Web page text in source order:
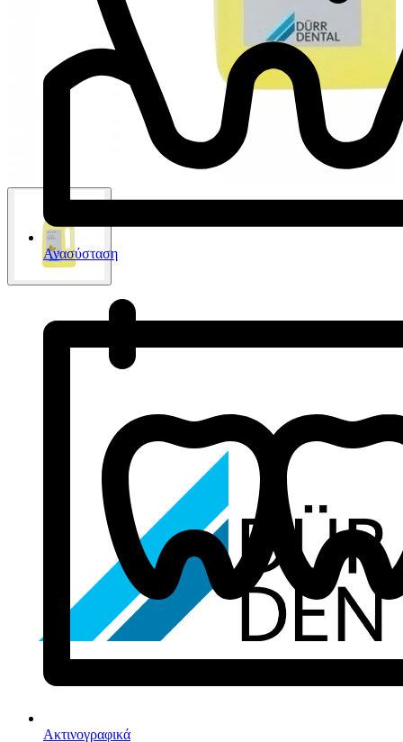
Ανασύσταση
Ακτινογραφικά